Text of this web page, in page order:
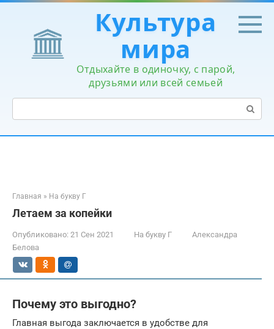
Перейти
контенту
Культура
мира
Отдыхайте в одиночку, с парой,
друзьями или всей семьей
Поиск:
Главная » На букву Г
Летаем за копейки
Опубликовано: 21 Сен 2021 На букву Г
Александра
Белова
Почему это выгодно?
Главная выгода заключается в удобстве для